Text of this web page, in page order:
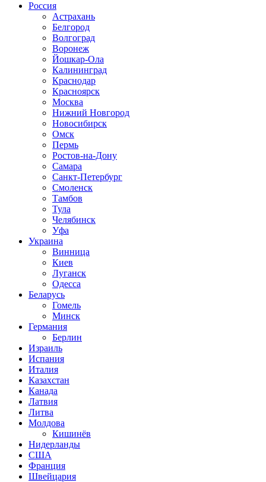
Россия
Астрахань
Белгород
Волгоград
Воронеж
Йошкар-Ола
Калининград
Краснодар
Красноярск
Москва
Нижний Новгород
Новосибирск
Омск
Пермь
Ростов-на-Дону
Самара
Санкт-Петербург
Смоленск
Тамбов
Тула
Челябинск
Уфа
Украина
Винница
Киев
Луганск
Одесса
Беларусь
Гомель
Минск
Германия
Берлин
Израиль
Испания
Италия
Казахстан
Канада
Латвия
Литва
Молдова
Кишинёв
Нидерланды
США
Франция
Швейцария